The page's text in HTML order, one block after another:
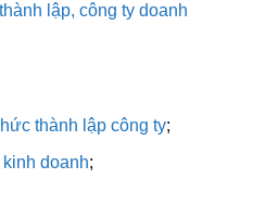
lập, công ty doanh
thành lập công ty;
doanh;